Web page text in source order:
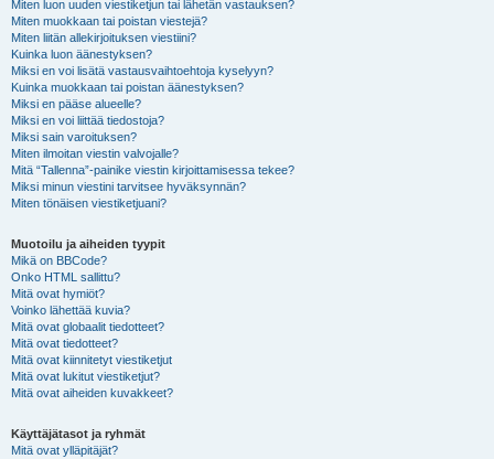
Miten luon uuden viestiketjun tai lähetän vastauksen?
Miten muokkaan tai poistan viestejä?
Miten liitän allekirjoituksen viestiini?
Kuinka luon äänestyksen?
Miksi en voi lisätä vastausvaihtoehtoja kyselyyn?
Kuinka muokkaan tai poistan äänestyksen?
Miksi en pääse alueelle?
Miksi en voi liittää tiedostoja?
Miksi sain varoituksen?
Miten ilmoitan viestin valvojalle?
Mitä “Tallenna”-painike viestin kirjoittamisessa tekee?
Miksi minun viestini tarvitsee hyväksynnän?
Miten tönäisen viestiketjuani?
Muotoilu ja aiheiden tyypit
Mikä on BBCode?
Onko HTML sallittu?
Mitä ovat hymiöt?
Voinko lähettää kuvia?
Mitä ovat globaalit tiedotteet?
Mitä ovat tiedotteet?
Mitä ovat kiinnitetyt viestiketjut
Mitä ovat lukitut viestiketjut?
Mitä ovat aiheiden kuvakkeet?
Käyttäjätasot ja ryhmät
Mitä ovat ylläpitäjät?